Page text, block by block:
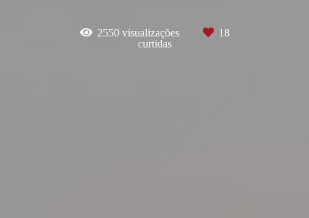
2550visualizações
18
curtidas